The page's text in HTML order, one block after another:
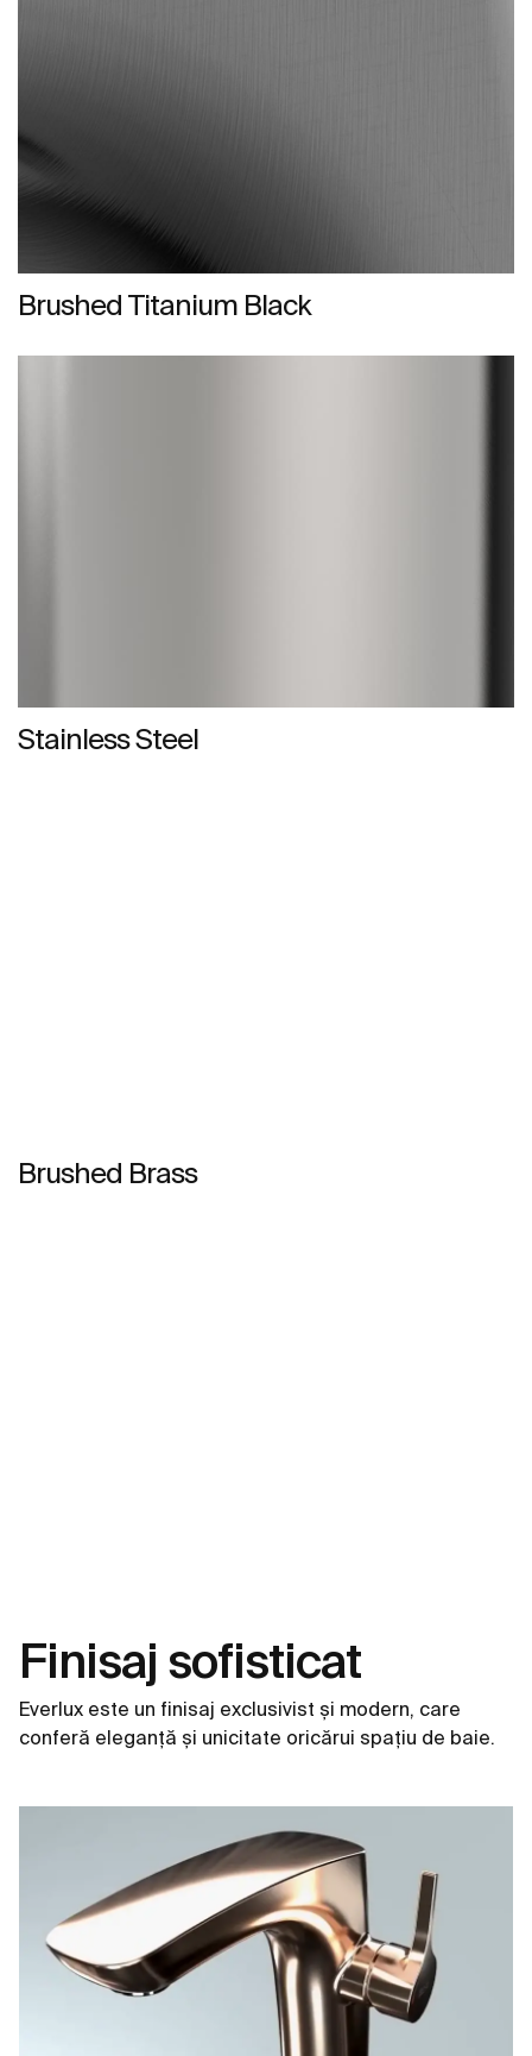
Brushed Titanium Black
Stainless Steel
Brushed Brass
Finisaj sofisticat
Everlux este un finisaj exclusivist și modern, care
conferă eleganță și unicitate oricărui spațiu de baie.